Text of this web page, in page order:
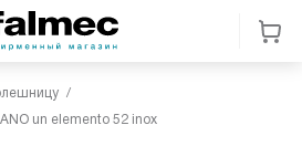
un elemento 52 inox